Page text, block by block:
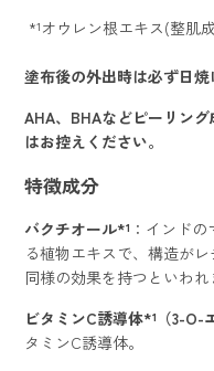
*¹オウレン根エキス(整肌
塗布後の外出時は必ず日焼
AHA、BHAなどピーリン
はお控えください。
特徴成分
バクチオール*¹ ：インド
る植物エキスで、構造が
同様の効果を持つといわれ
ビタミンC誘導体*¹（3-O-
タミンC誘導体。